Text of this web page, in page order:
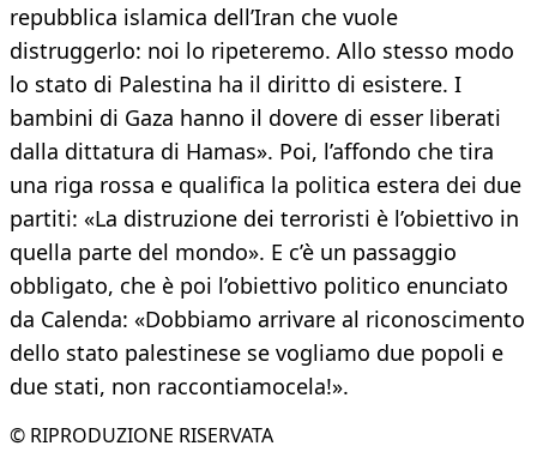
repubblica islamica dell’Iran che vuole
distruggerlo: noi lo ripeteremo. Allo stesso modo
lo stato di Palestina ha il diritto di esistere. I
bambini di Gaza hanno il dovere di esser liberati
dalla dittatura di Hamas». Poi, l’affondo che tira
una riga rossa e qualifica la politica estera dei due
partiti: «La distruzione dei terroristi è l’obiettivo in
quella parte del mondo». E c’è un passaggio
obbligato, che è poi l’obiettivo politico enunciato
da Calenda: «Dobbiamo arrivare al riconoscimento
dello stato palestinese se vogliamo due popoli e
due stati, non raccontiamocela!».
© RIPRODUZIONE RISERVATA